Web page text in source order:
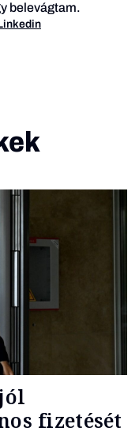
belevágtam.
fizetését